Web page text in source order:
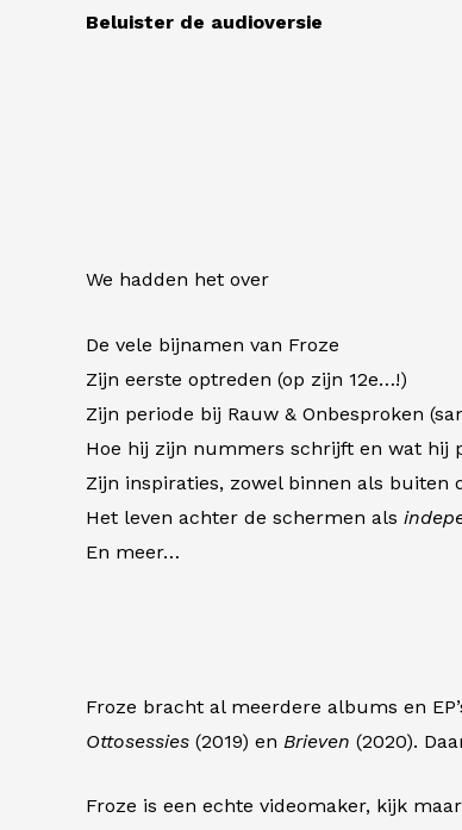
Beluister de audioversie
We hadden het over
De vele bijnamen van Froze
Zijn eerste optreden (op zijn 12e…!)
Zijn periode bij Rauw & Onbesproken
Hoe hij zijn nummers schrijft en wat
Zijn inspiraties, zowel binnen als buiten
Het leven achter de schermen als
En meer…
Froze bracht al meerdere albums en
Ottosessies (2019) en Brieven (2020).
Froze is een echte videomaker, kijk